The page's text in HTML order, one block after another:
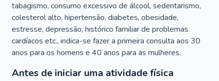
tabagismo, consumo excessivo de álcool, sedentarismo,
colesterol alto, hipertensão, diabetes, obesidade,
estresse, depressão, histórico familiar de problemas
cardíacos etc., indica-se fazer a primeira consulta aos 30
anos para os homens e 40 anos para as mulheres.
Antes de iniciar uma atividade física